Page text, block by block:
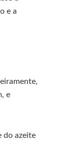
e a
e
do azeite